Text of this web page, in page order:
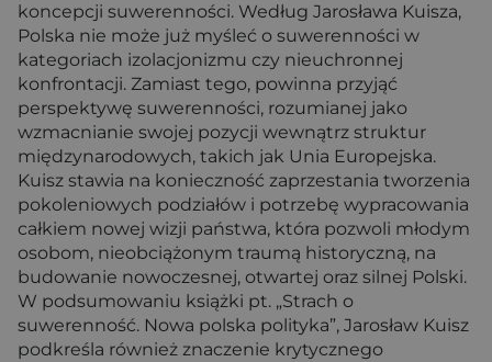
koncepcji suwerenności. Według Jarosława Kuisza,
Polska nie może już myśleć o suwerenności w
kategoriach izolacjonizmu czy nieuchronnej
konfrontacji. Zamiast tego, powinna przyjąć
perspektywę suwerenności, rozumianej jako
wzmacnianie swojej pozycji wewnątrz struktur
międzynarodowych, takich jak Unia Europejska.
Kuisz stawia na konieczność zaprzestania tworzenia
pokoleniowych podziałów i potrzebę wypracowania
całkiem nowej wizji państwa, która pozwoli młodym
osobom, nieobciążonym traumą historyczną, na
budowanie nowoczesnej, otwartej oraz silnej Polski.
W podsumowaniu książki pt. „Strach o
suwerenność. Nowa polska polityka”, Jarosław Kuisz
podkreśla również znaczenie krytycznego